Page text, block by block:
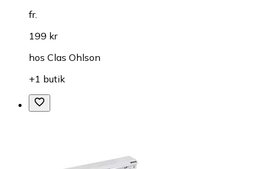
fr.
199 kr
hos Clas Ohlson
+1 butik